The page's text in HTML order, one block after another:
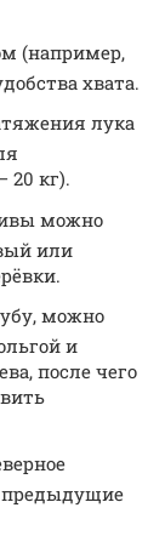
(например,
хвата.
лука
20 кг).
можно
или
можно
и
после чего
предыдущие